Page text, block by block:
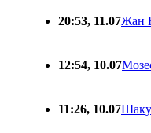
20:53, 11.07Жан
12:54, 10.07
11:26, 10.07